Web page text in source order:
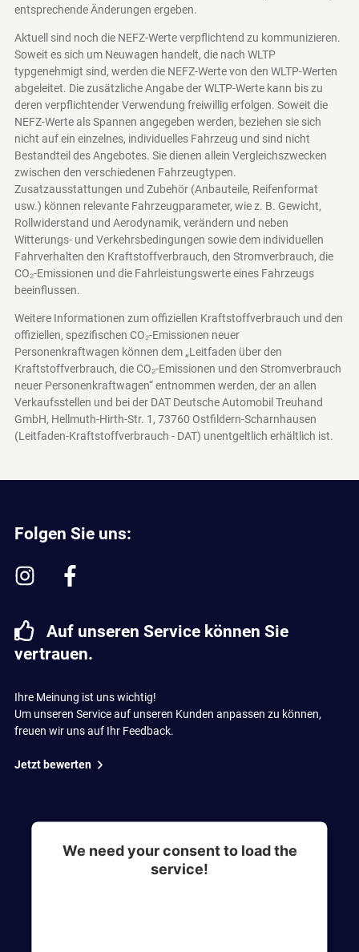
entsprechende Änderungen ergeben.
Aktuell sind noch die NEFZ-Werte verpflichtend zu kommunizieren.
Soweit es sich um Neuwagen handelt, die nach WLTP
typgenehmigt sind, werden die NEFZ-Werte von den WLTP-Werten
abgeleitet. Die zusätzliche Angabe der WLTP-Werte kann bis zu
deren verpflichtender Verwendung freiwillig erfolgen. Soweit die
NEFZ-Werte als Spannen angegeben werden, beziehen sie sich
nicht auf ein einzelnes, individuelles Fahrzeug und sind nicht
Bestandteil des Angebotes. Sie dienen allein Vergleichszwecken
zwischen den verschiedenen Fahrzeugtypen.
Zusatzausstattungen und Zubehör (Anbauteile, Reifenformat
usw.) können relevante Fahrzeugparameter, wie z. B. Gewicht,
Rollwiderstand und Aerodynamik, verändern und neben
Witterungs- und Verkehrsbedingungen sowie dem individuellen
Fahrverhalten den Kraftstoffverbrauch, den Stromverbrauch, die
CO₂-Emissionen und die Fahrleistungswerte eines Fahrzeugs
beeinflussen.
Weitere Informationen zum offiziellen Kraftstoffverbrauch und den
offiziellen, spezifischen CO₂-Emissionen neuer
Personenkraftwagen können dem „Leitfaden über den
Kraftstoffverbrauch, die CO₂-Emissionen und den Stromverbrauch
neuer Personenkraftwagen“ entnommen werden, der an allen
Verkaufsstellen und bei der DAT Deutsche Automobil Treuhand
GmbH, Hellmuth-Hirth-Str. 1, 73760 Ostfildern-Scharnhausen
(Leitfaden-Kraftstoffverbrauch - DAT) unentgeltlich erhältlich ist.
Folgen Sie uns:
Auf unseren Service können Sie
vertrauen.
Ihre Meinung ist uns wichtig!
Um unseren Service auf unseren Kunden anpassen zu können,
freuen wir uns auf Ihr Feedback.
Jetzt bewerten
We need your consent to load the
service!